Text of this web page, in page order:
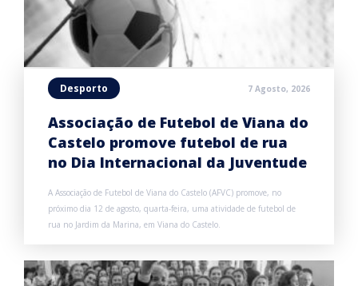
Desporto 7 Agosto, 2026
Associação de Futebol de Viana do
Castelo promove futebol de rua
no Dia Internacional da Juventude
A Associação de Futebol de Viana do Castelo (AFVC) promove, no
próximo dia 12 de agosto, quarta-feira, uma atividade de futebol de
rua no Jardim da Marina, em Viana do Castelo.